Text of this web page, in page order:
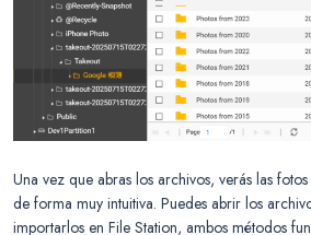
Una vez que abras los archivos, verás las
de forma muy intuitiva. Puedes abrir los
importarlos en File Station, ambos métodos